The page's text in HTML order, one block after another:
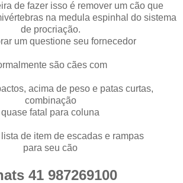
de fazer isso é remover um cão que
na medula espinhal do sistema
de procriação.
um questione seu fornecedor
são cães com
acima de peso e patas curtas,
combinação
quase fatal para coluna
de item de escadas e rampas
para seu cão
41 987269100